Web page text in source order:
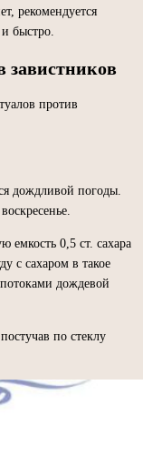
рекомендуется
быстро.
против
дождливой погоды.
емкость 0,5 ст. сахара
с сахаром в такое
потоками дождевой
по стеклу